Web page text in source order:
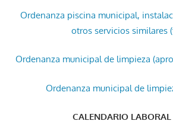
Ordenanza piscina municipal,
otros servicios similares
Ordenanza municipal de limpieza
Ordenanza municipal de
CALENDARIO